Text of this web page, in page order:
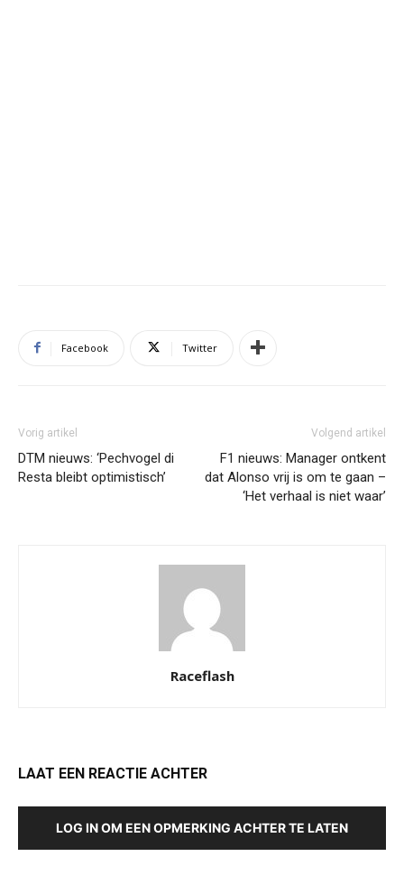
Facebook Twitter
Vorig artikel
DTM nieuws: ‘Pechvogel di
Resta bleibt optimistisch’
Volgend artikel
F1 nieuws: Manager ontkent
dat Alonso vrij is om te gaan –
‘Het verhaal is niet waar’
Raceflash
LAAT EEN REACTIE ACHTER
LOG IN OM EEN OPMERKING ACHTER TE LATEN